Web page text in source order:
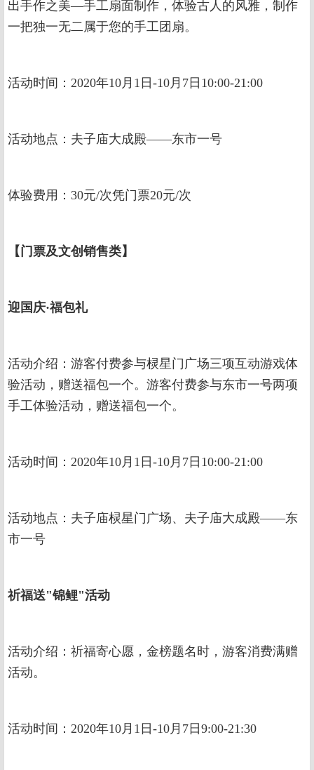
出手作之美—手工扇面制作，体验古人的风雅，制作
一把独一无二属于您的手工团扇。
活动时间：2020年10月1日-10月7日10:00-21:00
活动地点：夫子庙大成殿——东市一号
体验费用：30元/次凭门票20元/次
【门票及文创销售类】
迎国庆·福包礼
活动介绍：游客付费参与棂星门广场三项互动游戏体
验活动，赠送福包一个。游客付费参与东市一号两项
手工体验活动，赠送福包一个。
活动时间：2020年10月1日-10月7日10:00-21:00
活动地点：夫子庙棂星门广场、夫子庙大成殿——东
市一号
祈福送"锦鲤"活动
活动介绍：祈福寄心愿，金榜题名时，游客消费满赠
活动。
活动时间：2020年10月1日-10月7日9:00-21:30